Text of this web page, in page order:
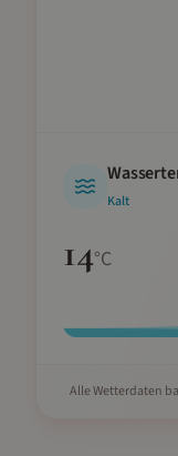
Kalt
14°C
Alle Wetterdaten